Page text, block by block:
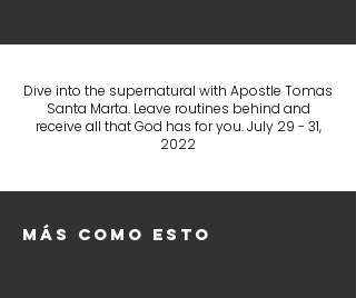
Dive into the supernatural with Apostle Tomas
Santa Marta. Leave routines behind and
receive all that God has for you. July 29 - 31,
2022
Más como esto